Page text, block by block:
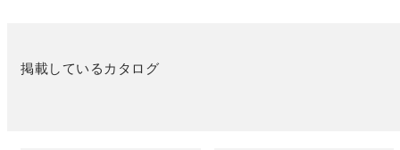
掲載しているカタログ